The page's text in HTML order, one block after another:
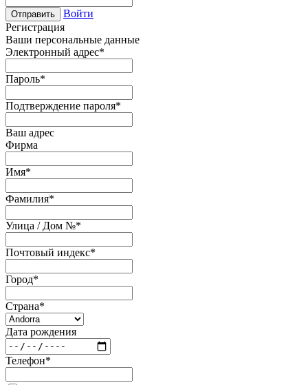
Отправить
Войти
Регистрация
Ваши персональные данные
Электронный адрес*
Пароль*
Подтверждение пароля*
Ваш адрес
Фирма
Имя*
Фамилия*
Улица / Дом №*
Почтовый индекс*
Город*
Страна*
Дата рождения
Телефон*